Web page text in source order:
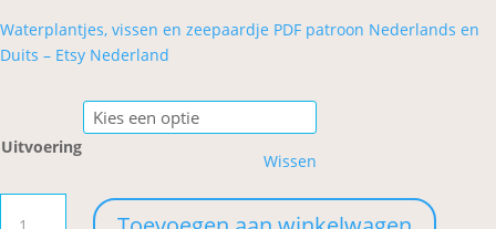
Waterplantjes, vissen en zeepaardje PDF patroon Nederlands en
Duits – Etsy Nederland
Uitvoering
Wissen
Waterplantje,